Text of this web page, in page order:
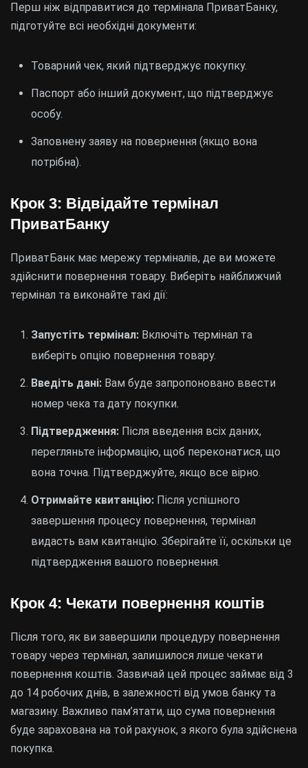
Перш ніж відправитися до термінала ПриватБанку,
підготуйте всі необхідні документи:
Товарний чек, який підтверджує покупку.
Паспорт або інший документ, що підтверджує
особу.
Заповнену заяву на повернення (якщо вона
потрібна).
Крок 3: Відвідайте термінал
ПриватБанку
ПриватБанк має мережу терміналів, де ви можете
здійснити повернення товару. Виберіть найближчий
термінал та виконайте такі дії:
Запустіть термінал: Включіть термінал та
виберіть опцію повернення товару.
Введіть дані: Вам буде запропоновано ввести
номер чека та дату покупки.
Підтвердження: Після введення всіх даних,
перегляньте інформацію, щоб переконатися, що
вона точна. Підтверджуйте, якщо все вірно.
Отримайте квитанцію: Після успішного
завершення процесу повернення, термінал
видасть вам квитанцію. Зберігайте її, оскільки це
підтвердження вашого повернення.
Крок 4: Чекати повернення коштів
Після того, як ви завершили процедуру повернення
товару через термінал, залишилося лише чекати
повернення коштів. Зазвичай цей процес займає від 3
до 14 робочих днів, в залежності від умов банку та
магазину. Важливо пам’ятати, що сума повернення
буде зарахована на той рахунок, з якого була здійснена
покупка.